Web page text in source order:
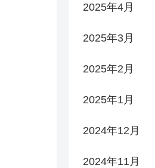
2025年4月
2025年3月
2025年2月
2025年1月
2024年12月
2024年11月